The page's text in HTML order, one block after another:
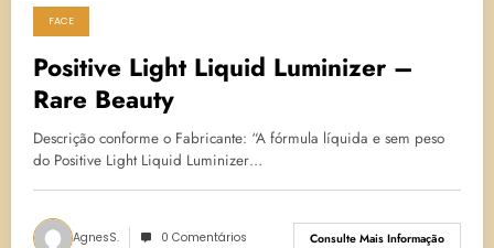
29 de dezembro de 2022
FACE
Positive Light Liquid Luminizer –
Rare Beauty
Descrição conforme o Fabricante: “A fórmula líquida e sem peso
do Positive Light Liquid Luminizer…
AgnesS. 0 Comentários Consulte Mais Informação